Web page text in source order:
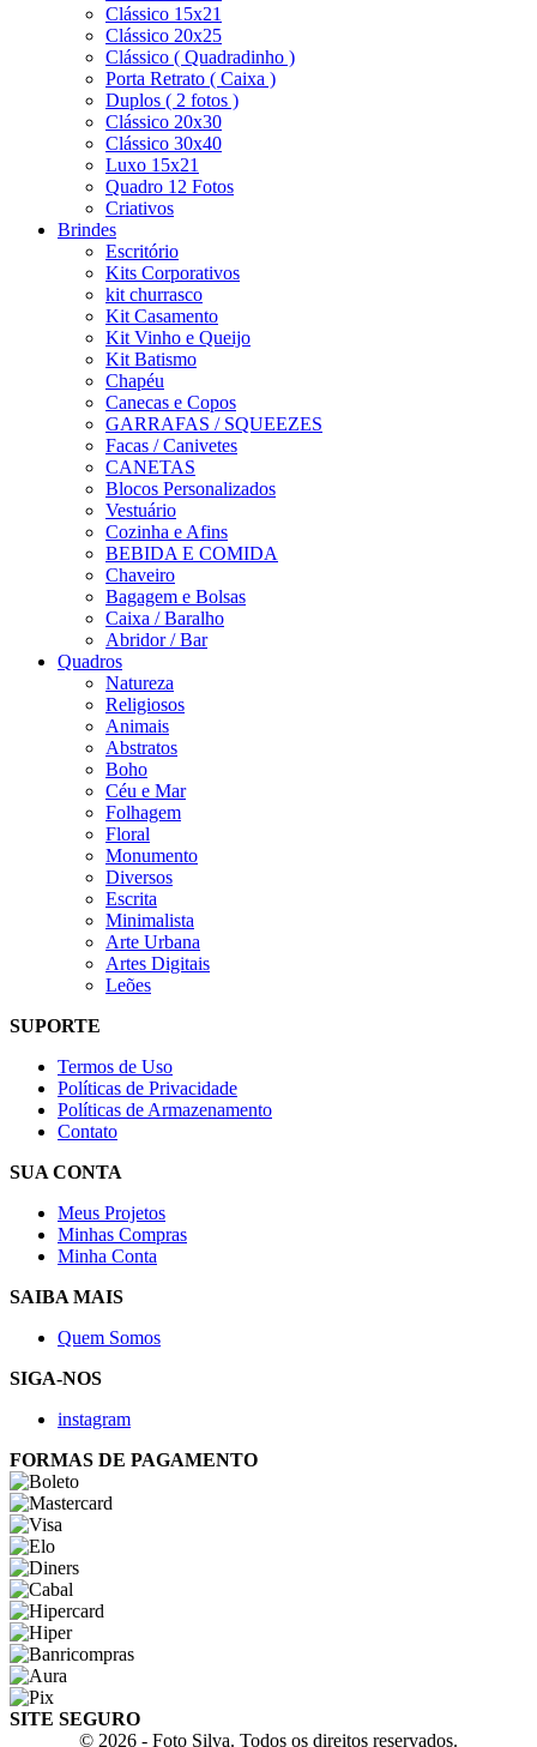
Clássico 15x21
Clássico 20x25
Clássico ( Quadradinho )
Porta Retrato ( Caixa )
Duplos ( 2 fotos )
Clássico 20x30
Clássico 30x40
Luxo 15x21
Quadro 12 Fotos
Criativos
Brindes
Escritório
Kits Corporativos
kit churrasco
Kit Casamento
Kit Vinho e Queijo
Kit Batismo
Chapéu
Canecas e Copos
GARRAFAS / SQUEEZES
Facas / Canivetes
CANETAS
Blocos Personalizados
Vestuário
Cozinha e Afins
BEBIDA E COMIDA
Chaveiro
Bagagem e Bolsas
Caixa / Baralho
Abridor / Bar
Quadros
Natureza
Religiosos
Animais
Abstratos
Boho
Céu e Mar
Folhagem
Floral
Monumento
Diversos
Escrita
Minimalista
Arte Urbana
Artes Digitais
Leões
SUPORTE
Termos de Uso
Políticas de Privacidade
Políticas de Armazenamento
Contato
SUA CONTA
Meus Projetos
Minhas Compras
Minha Conta
SAIBA MAIS
Quem Somos
SIGA-NOS
instagram
FORMAS DE PAGAMENTO
SITE SEGURO
© 2026 - Foto Silva. Todos os direitos reservados.